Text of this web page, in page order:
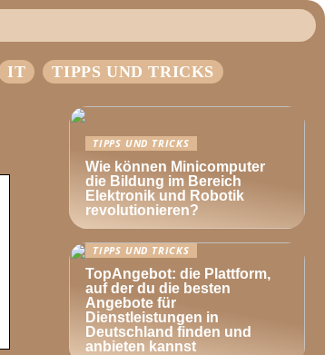
IT TIPPS UND TRICKS
TIPPS UND TRICKS
Wie können Minicomputer
die Bildung im Bereich
Elektronik und Robotik
revolutionieren?
TIPPS UND TRICKS
TopAngebot: die Plattform,
auf der du die besten
Angebote für
Dienstleistungen in
Deutschland finden und
anbieten kannst